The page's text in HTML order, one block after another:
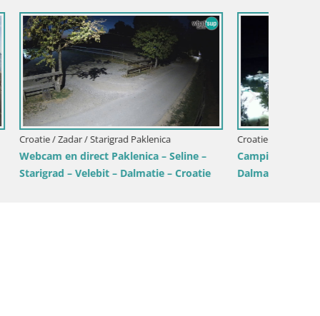
–
Croatie
Croatie / Zadar / Ražanac
Camping Odmoree live cam Ražanac –
Dalmatie